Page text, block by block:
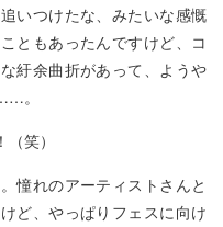
いつけたな、みたいな感慨
ともあったんですけど、コ
紆余曲折があって、ようや
。
笑）
憧れのアーティストさんと
ど、やっぱりフェスに向け